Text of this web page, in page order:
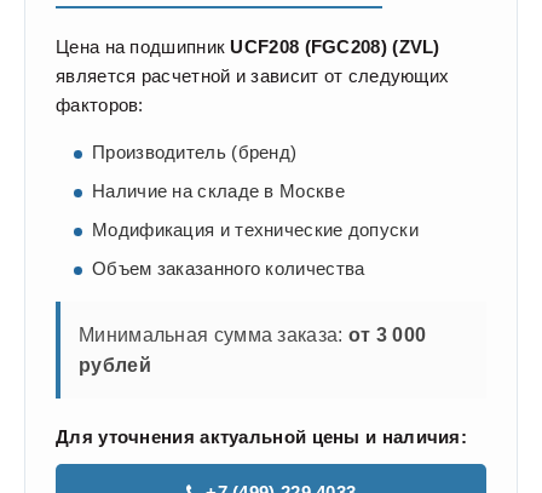
Цена на подшипник UCF208 (FGC208) (ZVL)
является расчетной и зависит от следующих
факторов:
Производитель (бренд)
Наличие на складе в Москве
Модификация и технические допуски
Объем заказанного количества
Минимальная сумма заказа: от 3 000
рублей
Для уточнения актуальной цены и наличия: